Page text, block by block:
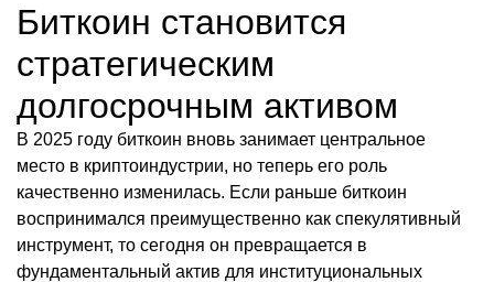
Биткоин становится
стратегическим
долгосрочным активом
В 2025 году биткоин вновь занимает центральное
место в криптоиндустрии, но теперь его роль
качественно изменилась. Если раньше биткоин
воспринимался преимущественно как спекулятивный
инструмент, то сегодня он превращается в
фундаментальный актив для институциональных